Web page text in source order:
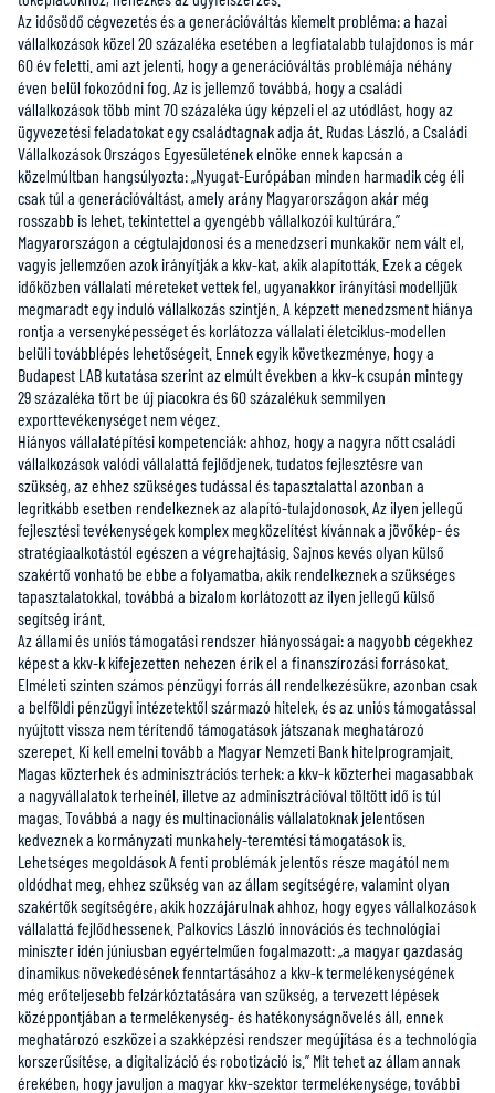
Az idősödő cégvezetés és a generációváltás kiemelt probléma: a hazai
vállalkozások közel 20 százaléka esetében a legfiatalabb tulajdonos is már
60 év feletti. ami azt jelenti, hogy a generációváltás problémája néhány
éven belül fokozódni fog. Az is jellemző továbbá, hogy a családi
vállalkozások több mint 70 százaléka úgy képzeli el az utódlást, hogy az
ügyvezetési feladatokat egy családtagnak adja át. Rudas László, a Családi
Vállalkozások Országos Egyesületének elnöke ennek kapcsán a
közelmúltban hangsúlyozta: „Nyugat-Európában minden harmadik cég éli
csak túl a generációváltást, amely arány Magyarországon akár még
rosszabb is lehet, tekintettel a gyengébb vállalkozói kultúrára.”
Magyarországon a cégtulajdonosi és a menedzseri munkakör nem vált el,
vagyis jellemzően azok irányítják a kkv-kat, akik alapították. Ezek a cégek
időközben vállalati méreteket vettek fel, ugyanakkor irányítási modelljük
megmaradt egy induló vállalkozás szintjén. A képzett menedzsment hiánya
rontja a versenyképességet és korlátozza vállalati életciklus-modellen
belüli továbblépés lehetőségeit. Ennek egyik következménye, hogy a
Budapest LAB kutatása szerint az elmúlt években a kkv-k csupán mintegy
29 százaléka tört be új piacokra és 60 százalékuk semmilyen
exporttevékenységet nem végez.
Hiányos vállalatépítési kompetenciák: ahhoz, hogy a nagyra nőtt családi
vállalkozások valódi vállalattá fejlődjenek, tudatos fejlesztésre van
szükség, az ehhez szükséges tudással és tapasztalattal azonban a
legritkább esetben rendelkeznek az alapító-tulajdonosok. Az ilyen jellegű
fejlesztési tevékenységek komplex megközelítést kívánnak a jövőkép- és
stratégiaalkotástól egészen a végrehajtásig. Sajnos kevés olyan külső
szakértő vonható be ebbe a folyamatba, akik rendelkeznek a szükséges
tapasztalatokkal, továbbá a bizalom korlátozott az ilyen jellegű külső
segítség iránt.
Az állami és uniós támogatási rendszer hiányosságai: a nagyobb cégekhez
képest a kkv-k kifejezetten nehezen érik el a finanszírozási forrásokat.
Elméleti szinten számos pénzügyi forrás áll rendelkezésükre, azonban csak
a belföldi pénzügyi intézetektől származó hitelek, és az uniós támogatással
nyújtott vissza nem térítendő támogatások játszanak meghatározó
szerepet. Ki kell emelni tovább a Magyar Nemzeti Bank hitelprogramjait.
Magas közterhek és adminisztrációs terhek: a kkv-k közterhei magasabbak
a nagyvállalatok terheinél, illetve az adminisztrációval töltött idő is túl
magas. Továbbá a nagy és multinacionális vállalatoknak jelentősen
kedveznek a kormányzati munkahely-teremtési támogatások is.
Lehetséges megoldások A fenti problémák jelentős része magától nem
oldódhat meg, ehhez szükség van az állam segítségére, valamint olyan
szakértők segítségére, akik hozzájárulnak ahhoz, hogy egyes vállalkozások
vállalattá fejlődhessenek. Palkovics László innovációs és technológiai
miniszter idén júniusban egyértelműen fogalmazott: „a magyar gazdaság
dinamikus növekedésének fenntartásához a kkv-k termelékenységének
még erőteljesebb felzárkóztatására van szükség, a tervezett lépések
középpontjában a termelékenység- és hatékonyságnövelés áll, ennek
meghatározó eszközei a szakképzési rendszer megújítása és a technológia
korszerűsítése, a digitalizáció és robotizáció is.” Mit tehet az állam annak
érekében, hogy javuljon a magyar kkv-szektor termelékenysége, további